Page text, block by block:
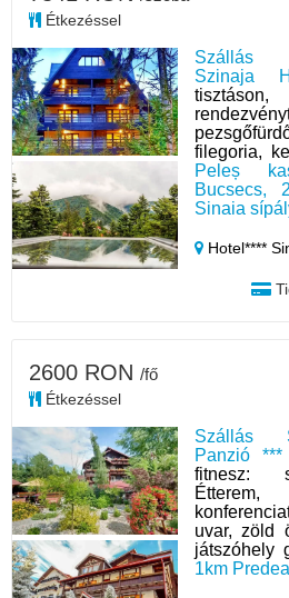
Szinaja
filegoria,
Peleș
Bucsecs,
Sinaia
Hotel****
Étkezéssel
Szállás
Panzió
fitnesz:
uvar, zöld
játszóhely
1km
2600 RON /fő
Étkezéssel